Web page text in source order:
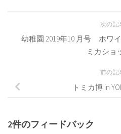
次の記
幼稚園 2019年10 月号 ホワ
ミカショ
前の記
トミカ博 in
2件のフィードバック